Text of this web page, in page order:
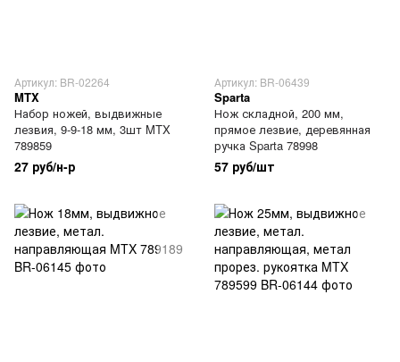
Артикул: BR-02264
MTX
Набор ножей, выдвижные
лезвия, 9-9-18 мм, 3шт MTX
789859
27 руб/н-р
Артикул: BR-06439
Sparta
Нож складной, 200 мм,
прямое лезвие, деревянная
ручка Sparta 78998
57 руб/шт